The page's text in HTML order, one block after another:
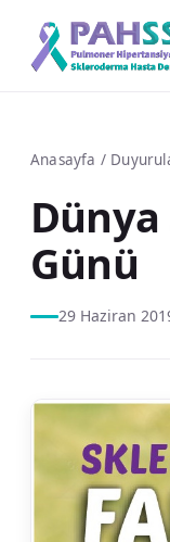
Anasayfa /
Günü
29 Haziran